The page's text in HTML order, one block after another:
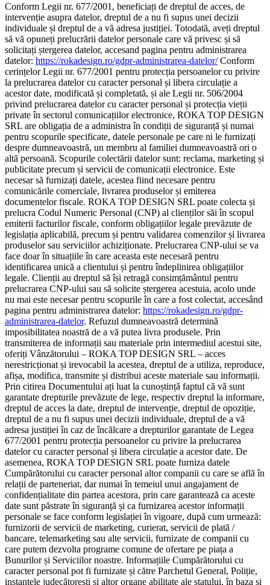
Conform Legii nr. 677/2001, beneficiați de dreptul de acces, de
intervenție asupra datelor, dreptul de a nu fi supus unei decizii
individuale și dreptul de a vă adresa justiției. Totodată, aveți dreptul
să vă opuneți prelucrării datelor personale care vă privesc și să
solicitați ștergerea datelor, accesand pagina pentru administrarea
datelor: https://rokadesign.ro/gdpr-administrarea-datelor/Conform
cerințelor Legii nr. 677/2001 pentru protecția persoanelor cu privire
la prelucrarea datelor cu caracter personal și libera circulație a
acestor date, modificată și completată, și ale Legii nr. 506/2004
privind prelucrarea datelor cu caracter personal și protecția vieții
private în sectorul comunicațiilor electronice, ROKA TOP DESIGN
SRL are obligația de a administra în condiții de siguranță și numai
pentru scopurile specificate, datele personale pe care ni le furnizați
despre dumneavoastră, un membru al familiei dumneavoastră ori o
altă persoană. Scopurile colectării datelor sunt: reclama, marketing și
publicitate precum și servicii de comunicații electronice. Este
necesar să furnizați datele, acestea fiind necesare pentru
comunicările comerciale, livrarea produselor și emiterea
documentelor fiscale. ROKA TOP DESIGN SRL poate colecta și
prelucra Codul Numeric Personal (CNP) al clienților săi în scopul
emiterii facturilor fiscale, conform obligațiilor legale prevăzute de
legislația aplicabilă, precum și pentru validarea comenzilor și livrarea
produselor sau serviciilor achiziționate. Prelucrarea CNP-ului se va
face doar în situațiile în care aceasta este necesară pentru
identificarea unică a clientului și pentru îndeplinirea obligațiilor
legale. Clienții au dreptul să își retragă consimțământul pentru
prelucrarea CNP-ului sau să solicite ștergerea acestuia, acolo unde
nu mai este necesar pentru scopurile în care a fost colectat, accesând
pagina pentru administrarea datelor: https://rokadesign.ro/gdpr-
administrarea-datelor. Refuzul dumneavoastră determină
imposibilitatea noastră de a vă putea livra produsele. Prin
transmiterea de informații sau materiale prin intermediul acestui site,
oferiți Vânzătorului – ROKA TOP DESIGN SRL – acces
nerestricționat și irevocabil la acestea, dreptul de a utiliza, reproduce,
afișa, modifica, transmite și distribui aceste materiale sau informații.
Prin citirea Documentului ați luat la cunoștință faptul că vă sunt
garantate drepturile prevăzute de lege, respectiv dreptul la informare,
dreptul de acces la date, dreptul de intervenție, dreptul de opoziție,
dreptul de a nu fi supus unei decizii individuale, dreptul de a vă
adresa justiției în caz de încălcare a drepturilor garantate de Legea
677/2001 pentru protecția persoanelor cu privire la prelucrarea
datelor cu caracter personal și libera circulație a acestor date. De
asemenea, ROKA TOP DESIGN SRL poate furniza datele
Cumpărătorului cu caracter personal altor companii cu care se află în
relații de parteneriat, dar numai în temeiul unui angajament de
confidențialitate din partea acestora, prin care garantează ca aceste
date sunt păstrate în siguranță și ca furnizarea acestor informații
personale se face conform legislației în vigoare, după cum urmează:
furnizorii de servicii de marketing, curierat, servicii de plată /
bancare, telemarketing sau alte servicii, furnizate de companii cu
care putem dezvolta programe comune de ofertare pe piața a
Bunurilor și Serviciilor noastre. Informațiile Cumpărătorului cu
caracter personal pot fi furnizate și către Parchetul General, Poliție,
instanțele judecătoresti și altor organe abilitate ale statului, în baza și